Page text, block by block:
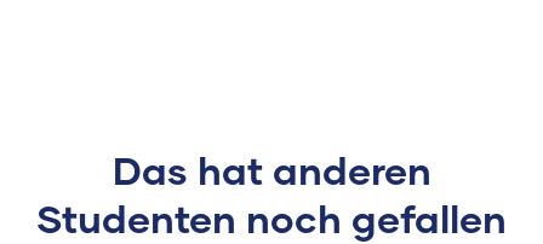
Das hat anderen
Studenten noch gefallen